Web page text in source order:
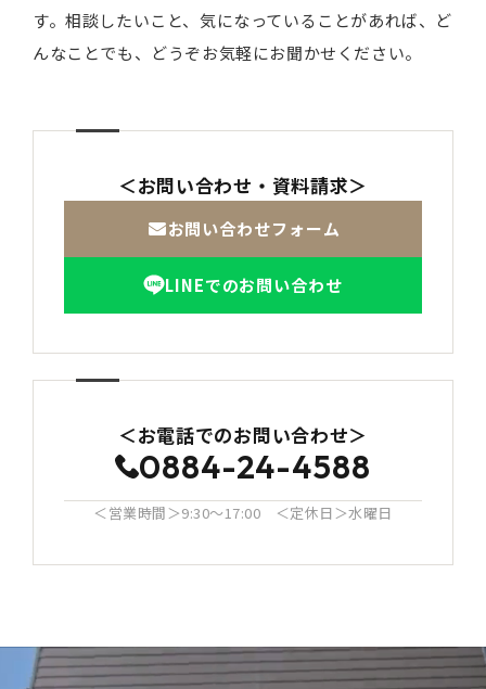
す。相談したいこと、気になっていることがあれば、ど
んなことでも、どうぞお気軽にお聞かせください。
＜お問い合わせ・資料請求＞
お問い合わせフォーム
LINEでのお問い合わせ
＜お電話でのお問い合わせ＞
0884-24-4588
＜営業時間＞9:30〜17:00 ＜定休日＞水曜日